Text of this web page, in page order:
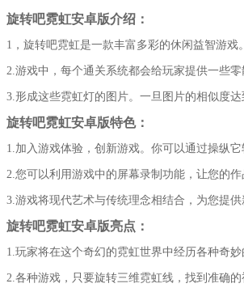
旋转吧霓虹安卓版介绍：
1，旋转吧霓虹是一款丰富多彩的休闲益智游戏
2.游戏中，每个通关系统都会给玩家提供一些
3.形成这些霓虹灯的图片。一旦图片的相似度
旋转吧霓虹安卓版特色：
1.加入游戏体验，创新游戏。你可以通过操纵
2.您可以利用游戏中的屏幕录制功能，让您的
3.游戏将现代艺术与传统理念相结合，为您提供
旋转吧霓虹安卓版亮点：
1.玩家将在这个奇幻的霓虹世界中经历各种奇
2.各种游戏，只要旋转三维霓虹线，找到准确